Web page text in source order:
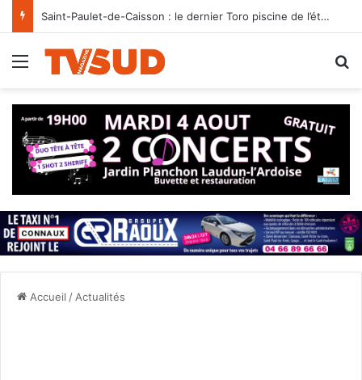
Saint-Paulet-de-Caisson : le dernier Toro piscine de l’été programmé le 12 août
Menu
Accueil / Actualités